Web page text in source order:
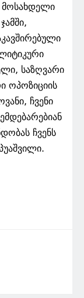
მოსახდელი
საზღვარი
ოპოზიციის
ჩვენი
ჩვენს